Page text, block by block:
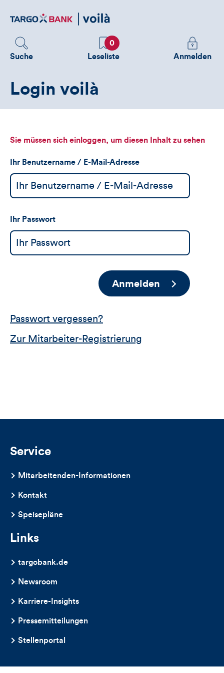
zum
Suche
Favoriten
0
Leseliste
Melden
Sie
sehen
Anmelden
Login voilà
Sie müssen sich einloggen, um diesen Inhalt zu sehen
Ihr Benutzername / E-Mail-Adresse
Ihr Passwort
Anmelden
Passwort vergessen?
Zur Mitarbeiter-Registrierung
Service
Mitarbeitenden-Informationen
Kontakt
Speisepläne
Links
targobank.de
Newsroom
Karriere-Insights
Pressemitteilungen
Stellenportal